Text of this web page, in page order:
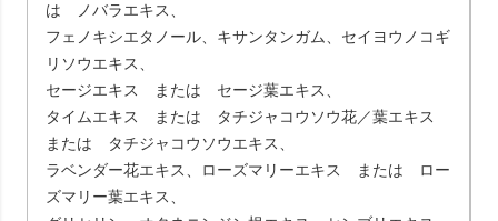
は ノバラエキス、
フェノキシエタノール、キサンタンガム、セイヨウノコギ
リソウエキス、
セージエキス または セージ葉エキス、
タイムエキス または タチジャコウソウ花／葉エキス
または タチジャコウソウエキス、
ラベンダー花エキス、ローズマリーエキス または ロー
ズマリー葉エキス、